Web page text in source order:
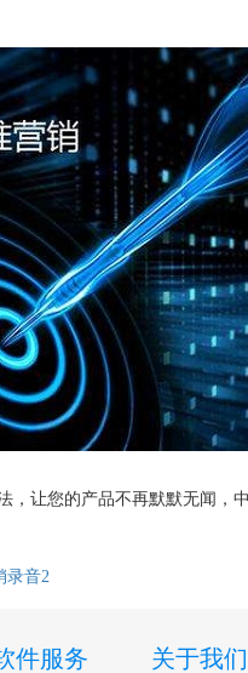
让您的产品不再默默无闻，
录音2
件服务 关于我们